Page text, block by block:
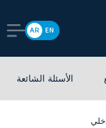
EN
AR
الأسئلة الشائعة